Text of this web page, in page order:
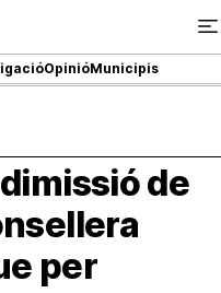
OpinióMunicipis
de
per